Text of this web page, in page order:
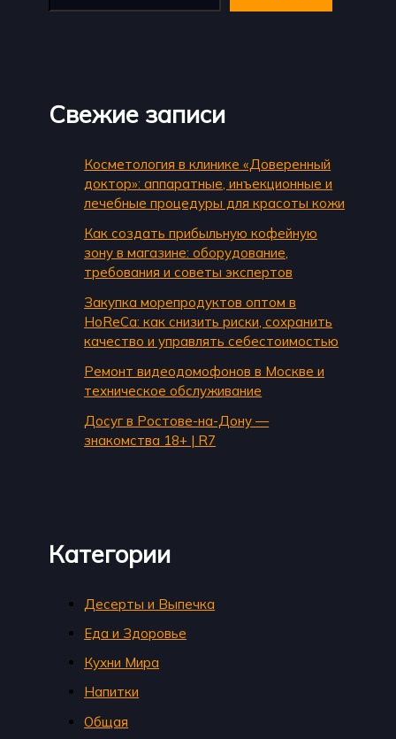
Свежие записи
Косметология в клинике «Доверенный
доктор»: аппаратные, инъекционные и
лечебные процедуры для красоты кожи
Как создать прибыльную кофейную
зону в магазине: оборудование,
требования и советы экспертов
Закупка морепродуктов оптом в
HoReCa: как снизить риски, сохранить
качество и управлять себестоимостью
Ремонт видеодомофонов в Москве и
техническое обслуживание
Досуг в Ростове-на-Дону —
знакомства 18+ | R7
Категории
Десерты и Выпечка
Еда и Здоровье
Кухни Мира
Напитки
Общая